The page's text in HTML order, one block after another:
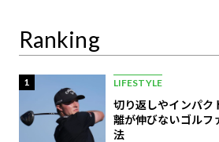
Ranking
1 LIFESTYLE
切り返しやインパク
離が伸びないゴルフ
法